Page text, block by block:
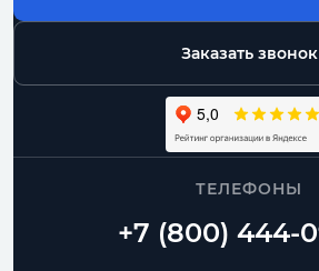
Заказать звонок
ТЕЛЕФОНЫ